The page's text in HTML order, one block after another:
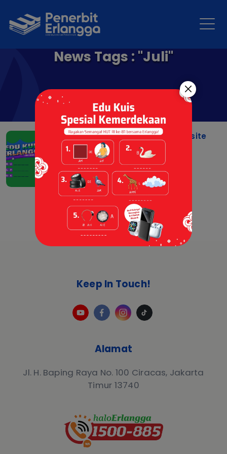
News Tags : "Juli"
Pemenang Edu Kuis Website
Juli 2026
06 Aug 2026 | Event
Alamat
Jl. H. Baping Raya No. 100 Ciracas, Jakarta
Timur 13740
Keep In Touch!